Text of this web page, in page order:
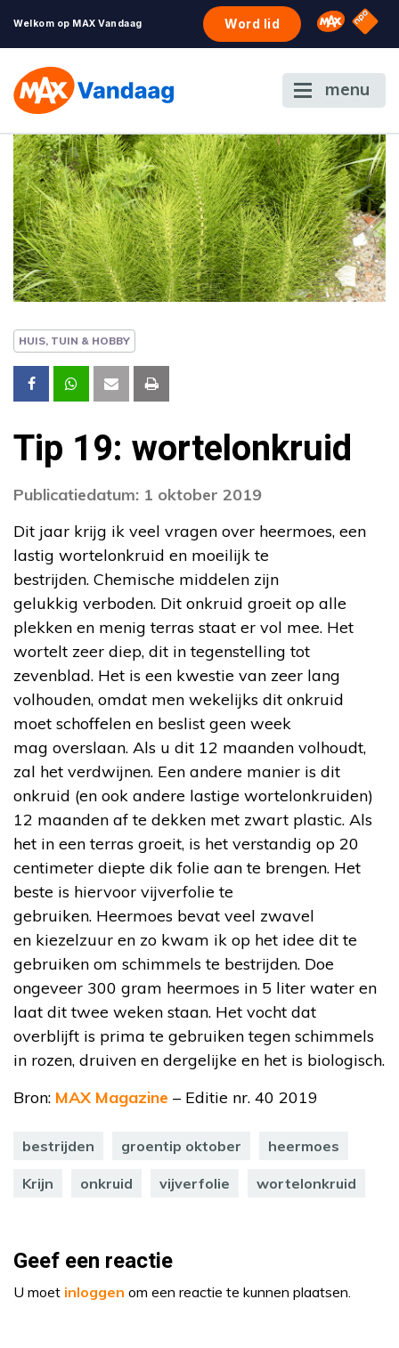
Welkom op MAX Vandaag Word lid Omroep
NPO
menu
HUIS, TUIN & HOBBY
Tip 19: wortelonkruid
Publicatiedatum: 1 oktober 2019
Dit jaar krijg ik veel vragen over heermoes, een
lastig wortelonkruid en moeilijk te
bestrijden. Chemische middelen zijn
gelukkig verboden. Dit onkruid groeit op alle
plekken en menig terras staat er vol mee. Het
wortelt zeer diep, dit in tegenstelling tot
zevenblad. Het is een kwestie van zeer lang
volhouden, omdat men wekelijks dit onkruid
moet schoffelen en beslist geen week
mag overslaan. Als u dit 12 maanden volhoudt,
zal het verdwijnen. Een andere manier is dit
onkruid (en ook andere lastige wortelonkruiden)
12 maanden af te dekken met zwart plastic. Als
het in een terras groeit, is het verstandig op 20
centimeter diepte dik folie aan te brengen. Het
beste is hiervoor vijverfolie te
gebruiken. Heermoes bevat veel zwavel
en kiezelzuur en zo kwam ik op het idee dit te
gebruiken om schimmels te bestrijden. Doe
ongeveer 300 gram heermoes in 5 liter water en
laat dit twee weken staan. Het vocht dat
overblijft is prima te gebruiken tegen schimmels
in rozen, druiven en dergelijke en het is biologisch.
Bron: MAX Magazine – Editie nr. 40 2019
bestrijden groentip oktober heermoes
Krijn onkruid vijverfolie wortelonkruid
Geef een reactie
U moet inloggen om een reactie te kunnen plaatsen.